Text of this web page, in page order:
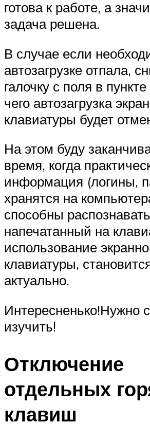
готова к работе, а
задача решена.
В случае если
автозагрузке отпала,
галочку с поля в
чего автозагрузка
клавиатуры будет
На этом буду
время, когда
информация (логины,
хранятся на
способны
напечатанный на
использование
клавиатуры,
актуально.
Интересненько!Нужно
изучить!
Отключение
отдельных
клавиш